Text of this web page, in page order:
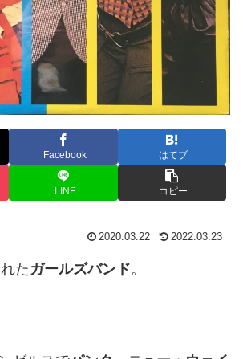
Facebook はてブ
LINE コピー
2020.03.22 2022.03.23
た ガールズバンド。